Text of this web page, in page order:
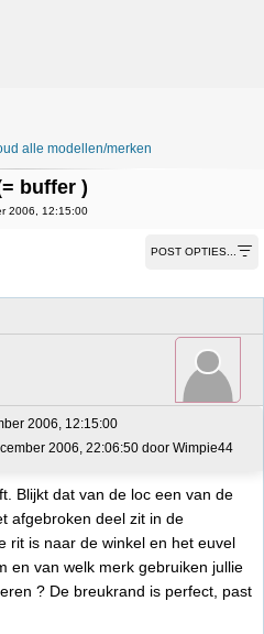
alle modellen/merken
buffer )
2006, 12:15:00
POST OPTIES...
2006, 12:15:00
2006, 22:06:50 door Wimpie44
Blijkt dat van de loc een van de
afgebroken deel zit in de
rit is naar de winkel en het euvel
en van welk merk gebruiken jullie
? De breukrand is perfect, past